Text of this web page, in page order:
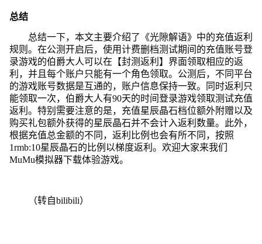
总结
总结一下，本文主要介绍了《光隙解语》中的充值返利
规则。在公测开启后，使用计费删档测试期间的充值账号登
录游戏的伯爵大人可以在【封测返利】界面领取相应的返
利，并且每个账户只能有一个角色领取。公测后，不同平台
的游戏账号数据是互通的，账户信息保持一致。同时返利只
能领取一次，伯爵大人有90天的时间登录游戏领取测试充值
返利。特别需要注意的是，充值星辰晶石档位额外附赠以及
购买礼包额外获得的星辰晶石并不会计入返利数量。此外，
根据充值总金额的不同，返利比例也会有所不同，按照
1rmb:10星辰晶石的比例以梯度返利。欢迎大家来我们
MuMu模拟器下载体验游戏。
（转自bilibili）